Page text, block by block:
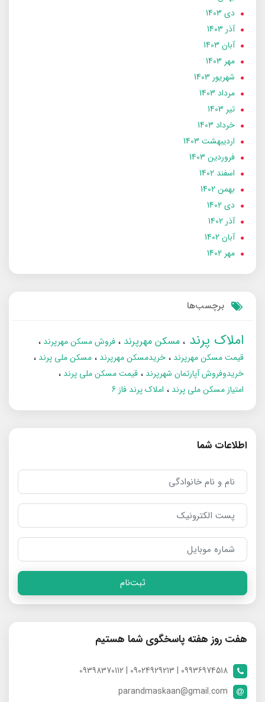
دی 1403
آذر 1403
آبان 1403
مهر 1403
شهریور 1403
مرداد 1403
تير 1403
خرداد 1403
ارديبهشت 1403
فروردین 1403
اسفند 1402
بهمن 1402
دی 1402
آذر 1402
آبان 1402
مهر 1402
برچسب‌ها
املاک پرند مسکن مهرپرند
فروش مسکن مهرپرند
قیمت مسکن مهرپرند
خریدمسکن مهرپرند
مسکن ملی پرند
خریدوفروش آپارتمان شهرپرند
قیمت مسکن ملی پرند
امتیاز مسکن ملی پرند
املاک پرند فاز 6
اطلاعات شما
ثبت‌نام
هفت روز هفته پاسخگوی شما هستیم
09936974518 | 09024929213 | 09398370112
parandmaskaan@gmail.com